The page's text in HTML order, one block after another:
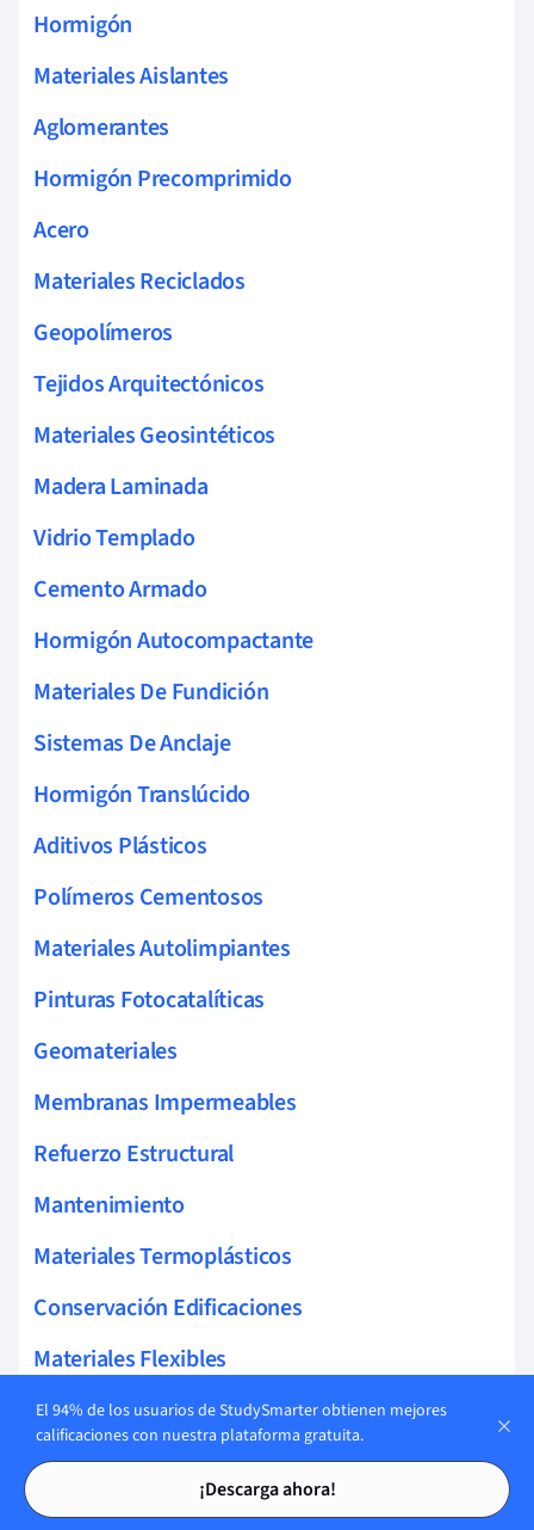
Tarjetas de estudio
Tarjetas de estudio
Hormigón
Materiales Aislantes
Aglomerantes
Hormigón Precomprimido
Acero
Materiales Reciclados
Geopolímeros
Tejidos Arquitectónicos
Materiales Geosintéticos
Madera Laminada
Vidrio Templado
Cemento Armado
Hormigón Autocompactante
Materiales De Fundición
Sistemas De Anclaje
Hormigón Translúcido
Aditivos Plásticos
Polímeros Cementosos
Materiales Autolimpiantes
Pinturas Fotocatalíticas
Geomateriales
Membranas Impermeables
Refuerzo Estructural
Mantenimiento
Materiales Termoplásticos
Conservación Edificaciones
Materiales Flexibles
Rehabilitación Estructural
Mantenimiento y rehabilitación de la
construcción
El 94% de los usuarios de StudySmarter obtienen mejores
calificaciones con nuestra plataforma gratuita.
¡Descarga ahora!